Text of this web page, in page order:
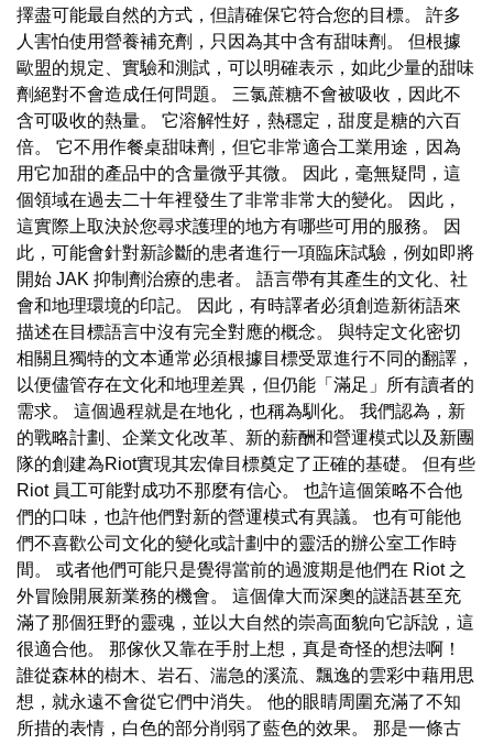
擇盡可能最自然的方式，但請確保它符合您的目標。 許多
人害怕使用營養補充劑，只因為其中含有甜味劑。 但根據
歐盟的規定、實驗和測試，可以明確表示，如此少量的甜味
劑絕對不會造成任何問題。 三氯蔗糖不會被吸收，因此不
含可吸收的熱量。 它溶解性好，熱穩定，甜度是糖的六百
倍。 它不用作餐桌甜味劑，但它非常適合工業用途，因為
用它加甜的產品中的含量微乎其微。 因此，毫無疑問，這
個領域在過去二十年裡發生了非常非常大的變化。 因此，
這實際上取決於您尋求護理的地方有哪些可用的服務。 因
此，可能會針對新診斷的患者進行一項臨床試驗，例如即將
開始 JAK 抑制劑治療的患者。 語言帶有其產生的文化、社
會和地理環境的印記。 因此，有時譯者必須創造新術語來
描述在目標語言中沒有完全對應的概念。 與特定文化密切
相關且獨特的文本通常必須根據目標受眾進行不同的翻譯，
以便儘管存在文化和地理差異，但仍能「滿足」所有讀者的
需求。 這個過程就是在地化，也稱為馴化。 我們認為，新
的戰略計劃、企業文化改革、新的薪酬和營運模式以及新團
隊的創建為Riot實現其宏偉目標奠定了正確的基礎。 但有些
Riot 員工可能對成功不那麼有信心。 也許這個策略不合他
們的口味，也許他們對新的營運模式有異議。 也有可能他
們不喜歡公司文化的變化或計劃中的靈活的辦公室工作時
間。 或者他們可能只是覺得當前的過渡期是他們在 Riot 之
外冒險開展新業務的機會。 這個偉大而深奧的謎語甚至充
滿了那個狂野的靈魂，並以大自然的崇高面貌向它訴說，這
很適合他。 那傢伙又靠在手肘上想，真是奇怪的想法啊！
誰從森林的樹木、岩石、湍急的溪流、飄逸的雲彩中藉用思
想，就永遠不會從它們中消失。 他的眼睛周圍充滿了不知
所措的表情，白色的部分削弱了藍色的效果。 那是一條古